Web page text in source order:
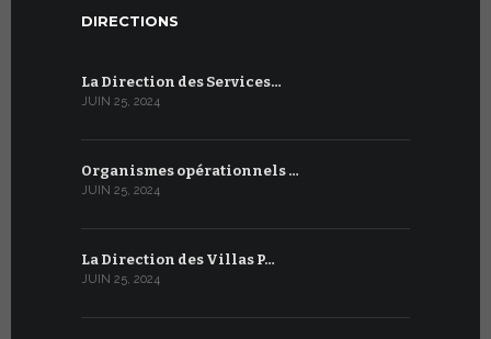
DIRECTIONS
La Direction des Services…
JUIN 25, 2024
Organismes opérationnels …
JUIN 25, 2024
La Direction des Villas P…
JUIN 25, 2024